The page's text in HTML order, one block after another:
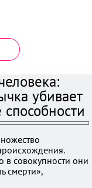
убивает
в совокупности они
смерти»,